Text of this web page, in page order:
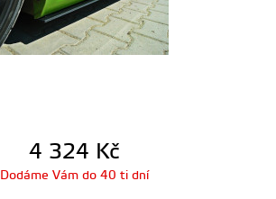
4 324 Kč
Dodáme Vám do 40 ti dní